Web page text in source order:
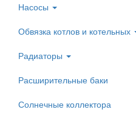
Насосы
Обвязка котлов и котельных
Радиаторы
Расширительные баки
Солнечные коллектора